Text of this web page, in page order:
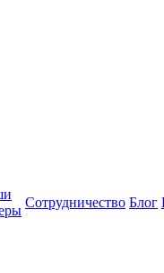
Сотрудничество Блог